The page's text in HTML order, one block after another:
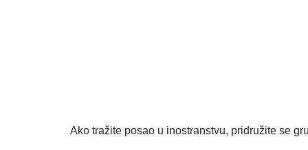
Ako tražite posao u inostranstvu, pridružite se